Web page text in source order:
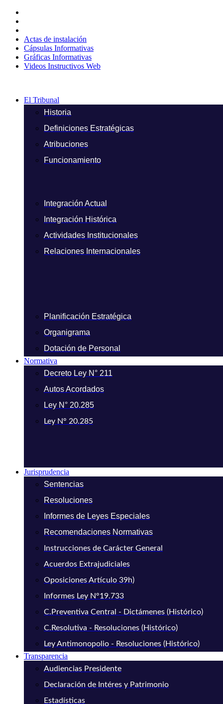
contenido
Actas de instalación
Cápsulas Informativas
Gráficas Informativas
Videos Instructivos Web
El Tribunal
Historia
Definiciones Estratégicas
Atribuciones
Funcionamiento
Integración Actual
Integración Histórica
Actividades Institucionales
Relaciones Internacionales
Planificación Estratégica
Organigrama
Dotación de Personal
Normativa
Decreto Ley N° 211
Autos Acordados
Ley N° 20.285
Ley N° 20.285
Jurisprudencia
Sentencias
Resoluciones
Informes de Leyes Especiales
Recomendaciones Normativas
Instrucciones de Carácter General
Acuerdos Extrajudiciales
Oposiciones Artículo 39h)
Informes Ley N°19.733
C.Preventiva Central - Dictámenes (Histórico)
C.Resolutiva - Resoluciones (Histórico)
Ley Antimonopolio - Resoluciones (Histórico)
Transparencia
Audiencias Presidente
Declaración de Intéres y Patrimonio
Estadísticas